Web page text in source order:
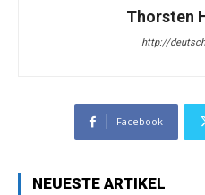
Thorsten
http://
Facebook
NEUESTE ARTIKEL